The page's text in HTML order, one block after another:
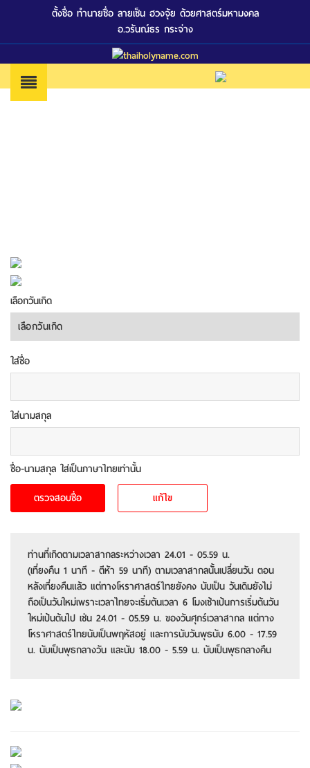
ตั้งชื่อ ทำนายชื่อ ลายเซ็น ฮวงจุ้ย ด้วยศาสตร์มหามงคล
อ.วรันณ์ธร กระจ่าง
เลือกวันเกิด
ใส่ชื่อ
ใส่นามสกุล
ชื่อ-นามสกุล ใส่เป็นภาษาไทยเท่านั้น
ท่านที่เกิดตามเวลาสากลระหว่างเวลา 24.01 - 05.59 น.
(เที่ยงคืน 1 นาที - ตีห้า 59 นาที) ตามเวลาสากลนั้้นเปลี่ยนวัน ตอน
หลังเที่ยงคืนแล้ว แต่ทางโหราศาสตร์ไทยยังคง นับเป็น วันเดิมยังไม่
ถือเป็นวันใหม่เพราะเวลาไทยจะเริ่มต้นเวลา 6 โมงเช้าเป้นการเริ่มต้นวัน
ใหม่เป้นต้นไป เช่น 24.01 - 05.59 น. ของวันศุกร์เวลาสากล แต่ทาง
โหราศาสตร์ไทยนับเป็นพฤหัสอยู่ และการนับวันพุธนับ 6.00 - 17.59
น. นับเป็นพุธกลางวัน และนับ 18.00 - 5.59 น. นับเป็นพุธกลางคืน